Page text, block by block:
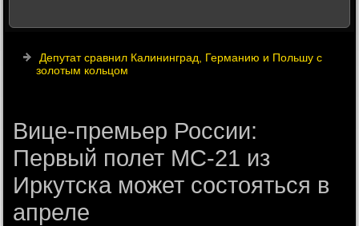
Депутат сравнил Калининград, Германию и Польшу с
золотым кольцом
Вице-премьер России:
Первый полет МС-21 из
Иркутска может состояться в
апреле